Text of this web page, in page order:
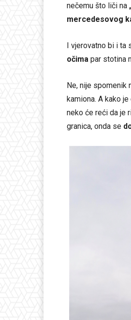
nečemu što liči na
mercedesovog
I vjerovatno bi i ta
očima par stotina
Ne, nije spomenik
kamiona. A kako je
neko će reći da je
granica, onda se